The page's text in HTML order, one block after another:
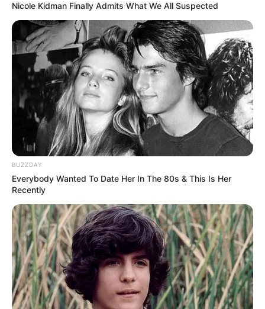
(foto: pinterest)
6. Baju basicyang patut disandingkan dengan
berbagai model adalah kardigan. Padukan dengan
span bermotif lucu juga
Nicole Kidman Finally Admits What We All Suspected
BUZZDAY
Everybody Wanted To Date Her In The 80s & This Is Her
Recently